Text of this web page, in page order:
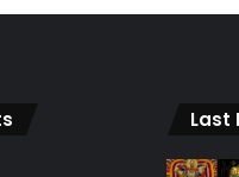
Last